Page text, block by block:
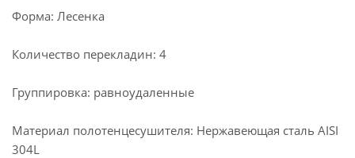
Форма: Лесенка
Количество перекладин: 4
Группировка: равноудаленные
Материал полотенцесушителя: Нержавеющая сталь AISI
304L